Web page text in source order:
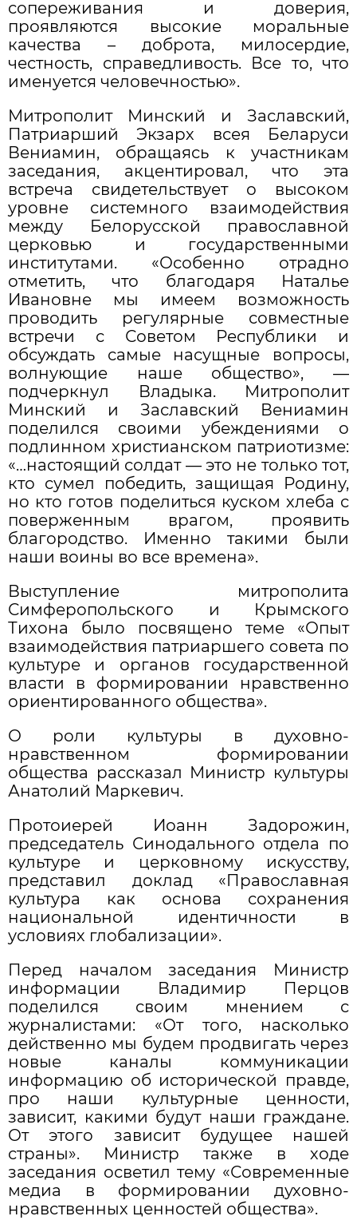
сопереживания и доверия,
проявляются высокие моральные
качества – доброта, милосердие,
честность, справедливость. Все то, что
именуется человечностью».
Митрополит Минский и Заславский,
Патриарший Экзарх всея Беларуси
Вениамин, обращаясь к участникам
заседания, акцентировал, что эта
встреча свидетельствует о высоком
уровне системного взаимодействия
между Белорусской православной
церковью и государственными
институтами. «Особенно отрадно
отметить, что благодаря Наталье
Ивановне мы имеем возможность
проводить регулярные совместные
встречи с Советом Республики и
обсуждать самые насущные вопросы,
волнующие наше общество», —
подчеркнул Владыка. Митрополит
Минский и Заславский Вениамин
поделился своими убеждениями о
подлинном христианском патриотизме:
«…настоящий солдат — это не только тот,
кто сумел победить, защищая Родину,
но кто готов поделиться куском хлеба с
поверженным врагом, проявить
благородство. Именно такими были
наши воины во все времена».
Выступление митрополита
Симферопольского и Крымского
Тихона было посвящено теме «Опыт
взаимодействия патриаршего совета по
культуре и органов государственной
власти в формировании нравственно
ориентированного общества».
О роли культуры в духовно-
нравственном формировании
общества рассказал Министр культуры
Анатолий Маркевич.
Протоиерей Иоанн Задорожин,
председатель Синодального отдела по
культуре и церковному искусству,
представил доклад «Православная
культура как основа сохранения
национальной идентичности в
условиях глобализации».
Перед началом заседания Министр
информации Владимир Перцов
поделился своим мнением с
журналистами: «От того, насколько
действенно мы будем продвигать через
новые каналы коммуникации
информацию об исторической правде,
про наши культурные ценности,
зависит, какими будут наши граждане.
От этого зависит будущее нашей
страны». Министр также в ходе
заседания осветил тему «Современные
медиа в формировании духовно-
нравственных ценностей общества».